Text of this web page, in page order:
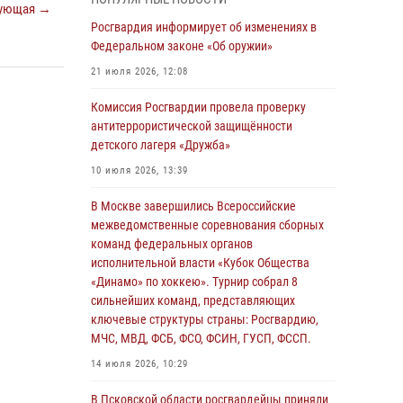
→
Генерал-полковник Юрий Аверин выступил на
смыслов»
03 августа 2026, 17:21
03 августа 2026, 14:10
Росгвардейцы принимают участие в
обеспечении общественной безопасности во
время празднования Дня ВДВ
02 августа 2026, 13:28
За минувшие сутки Псковские росгвардейцы
выезжали два раза на улицу Труда
Росгвардия информирует об изменениях в
Федеральном законе «Об оружии»
21 июля 2026, 12:08
Комиссия Росгвардии провела проверку
антитеррористической защищённости
детского лагеря «Дружба»
10 июля 2026, 13:39
В Москве завершились Всероссийские
межведомственные соревнования сборных
команд федеральных органов
исполнительной власти «Кубок Общества
«Динамо» по хоккею». Турнир собрал 8
сильнейших команд, представляющих
ключевые структуры страны: Росгвардию,
МЧС, МВД, ФСБ, ФСО, ФСИН, ГУСП, ФССП.
14 июля 2026, 10:29
В Псковской области росгвардейцы приняли